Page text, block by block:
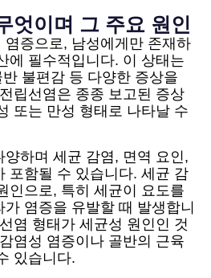
엇이며 그 주요 원인
염증으로, 남성에게만 존재하
에 필수적입니다. 이 상태는
불편감 등 다양한 증상을
립선염은 종종 보고된 증상
또는 만성 형태로 나타날 수
하며 세균 감염, 면역 요인,
포함될 수 있습니다. 세균 감
인으로, 특히 세균이 요도를
염증을 유발할 때 발생합니
염 형태가 세균성 원인인 것
염성 염증이나 골반의 근육
있습니다.